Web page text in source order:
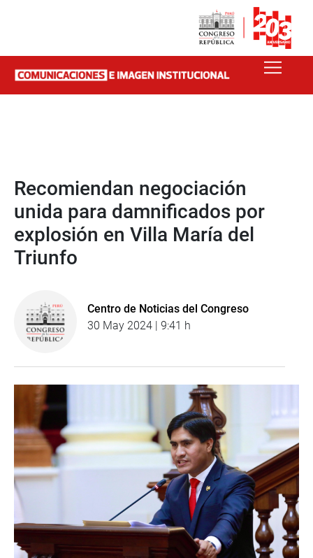
Recomiendan negociación
unida para damnificados por
explosión en Villa María del
Triunfo
Centro de Noticias del Congreso
30 May 2024 | 9:41 h